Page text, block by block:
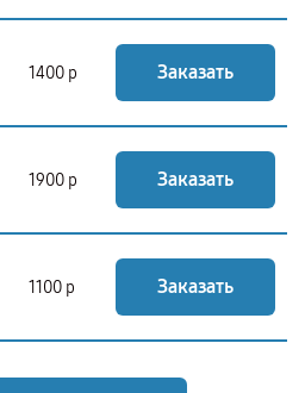
1400 р Заказать
1900 р Заказать
1100 р Заказать